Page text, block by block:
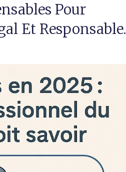
Pour
Et Responsable.